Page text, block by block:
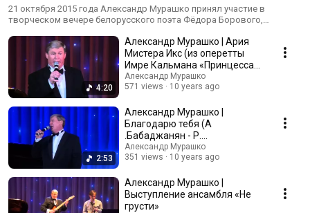
октября 2015 года
21 октября 2015 года Александр Мурашко принял участие в
творческом вечере белорусского поэта Фёдора Борового,
4:20
Александр Мурашко | Ария
Мистера Икс (из оперетты
Имре Кальмана «Принцесса
цирка»)
Александр Мурашко
571 views
10 years ago
2:53
Александр Мурашко |
Благодарю тебя (А
.Бабаджанян - Р.
Рождественский)
Александр Мурашко
351 views
10 years ago
Александр Мурашко |
Выступление ансамбля «Не
грусти»